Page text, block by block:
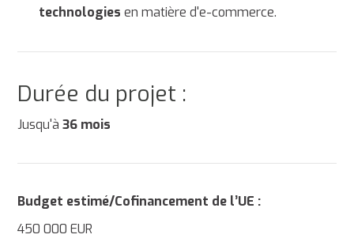
technologies en matière d'e-commerce.
Durée du projet :
Jusqu'à36 mois
Budget estimé/Cofinancement de l’UE :
450 000 EUR